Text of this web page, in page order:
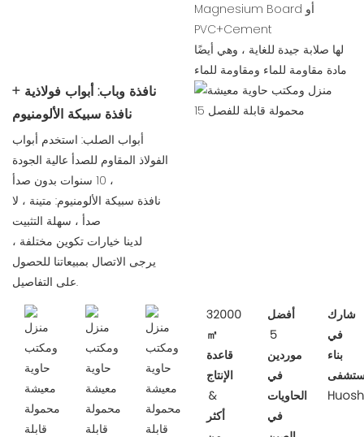
Magnesium Board أو
PVC+Cement
لها صلابة جيدة للغاية ، وهي أيضًا
مادة مقاومة للماء ومقاومة للماء
نافذة وباب: أبواب فولاذية +
نافذة سبيكة الألومنيوم
أبواب الصلب: استخدم أبواب
الفولاذ المقاوم للصدأ عالية الجودة
، 10 سنوات بدون صدأ
نافذة سبيكة الألومنيوم: متينة ، لا
صدأ ، سهلة التثبيت
لدينا خيارات تكوين مختلفة ،
يرجى الاتصال بمبيعاتنا للحصول
على التفاصيل.
32000
㎡
قاعدة
الإنتاج
&
أكثر
أفضل
5
موردين
في
الحاويات
في
شارك
في
بناء